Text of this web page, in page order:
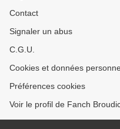
Contact
Signaler un abus
C.G.U.
Cookies et données
Préférences cookies
Voir le profil de Fanch